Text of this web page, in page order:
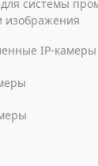
для системы
изображения
IP-камеры